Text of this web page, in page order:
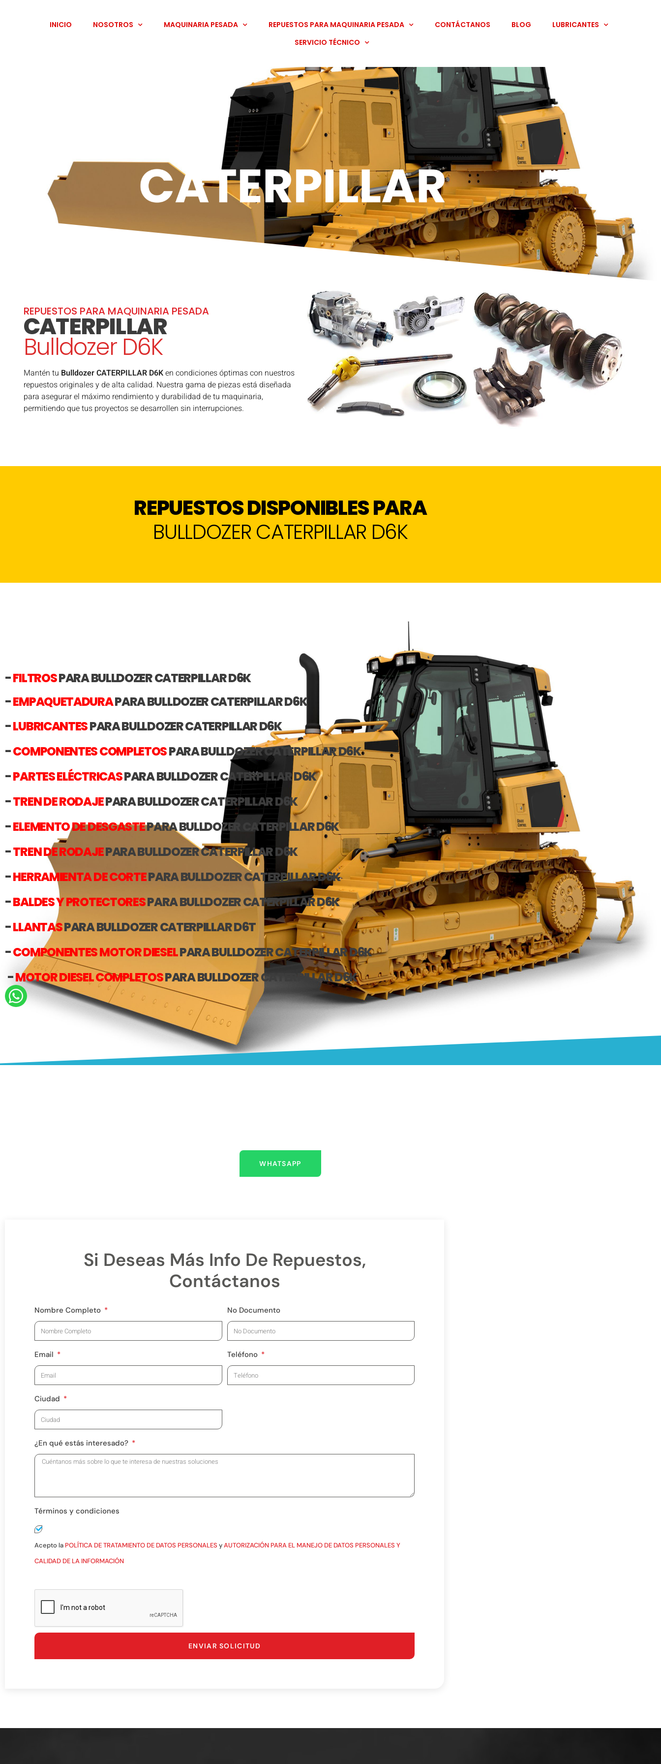
(317) 670 70 71 VIRTUAL
INICIO NOSOTROS MAQUINARIA PESADA REPUESTOS PARA MAQUINARIA PESADA CONTÁCTANOS BLOG
LUBRICANTES
SERVICIO TÉCNICO
REPUESTOS PARA MAQUINARIA PESADA
CATERPILLAR
Bulldozer D6K
Mantén tu Bulldozer CATERPILLAR D6Ken condiciones óptimas con nuestros
repuestos originales y de alta calidad. Nuestra gama de piezas está diseñada
para asegurar el máximo rendimiento y durabilidad de tu maquinaria,
permitiendo que tus proyectos se desarrollen sin interrupciones.
REPUESTOS DISPONIBLES PARA
BULLDOZER CATERPILLAR D6K
-FILTROSPARA BULLDOZER CATERPILLAR D6K
-EMPAQUETADURAPARA BULLDOZER CATERPILLAR D6K
-LUBRICANTESPARA BULLDOZER CATERPILLAR D6K
-COMPONENTES COMPLETOSPARA BULLDOZER CATERPILLAR D6K
-PARTES ELÉCTRICASPARA BULLDOZER CATERPILLAR D6K
-TREN DE RODAJEPARA BULLDOZER CATERPILLAR D6K
-ELEMENTO DE DESGASTEPARA BULLDOZER CATERPILLAR D6K
-TREN DE RODAJEPARA BULLDOZER CATERPILLAR D6K
-HERRAMIENTA DE CORTEPARA BULLDOZER CATERPILLAR D6K
-BALDES Y PROTECTORESPARA BULLDOZER CATERPILLAR D6K
-LLANTASPARA BULLDOZER CATERPILLAR D6T
-COMPONENTES MOTOR DIESELPARA BULLDOZER CATERPILLAR D6K
-MOTOR DIESEL COMPLETOSPARA BULLDOZER CATERPILLAR D6K
WHATSAPP
Si Deseas Más Info De Repuestos,
Contáctanos
Nombre Completo No Documento
Email Teléfono
Ciudad
¿En qué estás interesado?
Términos y condiciones
Acepto la POLÍTICA DE TRATAMIENTO DE DATOS PERSONALES yAUTORIZACIÓN PARA EL MANEJO DE DATOS PERSONALES Y
CALIDAD DE LA INFORMACIÓN
ENVIAR SOLICITUD